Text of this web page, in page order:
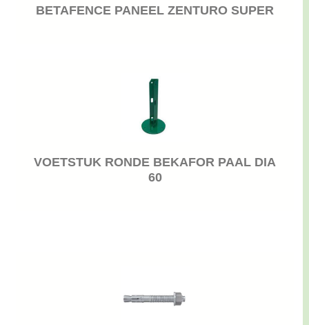
BETAFENCE PANEEL ZENTURO SUPER
VOETSTUK RONDE BEKAFOR PAAL DIA
60